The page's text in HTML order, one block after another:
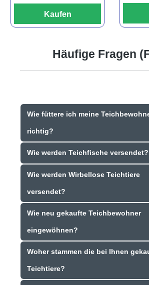
Kaufen
Häufige Fragen
Wie füttere ich meine
richtig?
Wie werden Teichfische versendet?
Wie werden Wirbellose Teichtiere
versendet?
Wie neu gekaufte Teichbewohner
eingewöhnen?
Woher stammen die bei Ihnen
Teichtiere?